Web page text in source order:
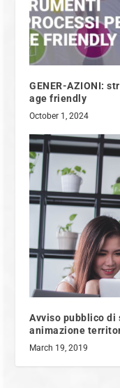
GENER-AZIONI:
age friendly
October 1, 2024
Avviso pubblico di
animazione
March 19, 2019